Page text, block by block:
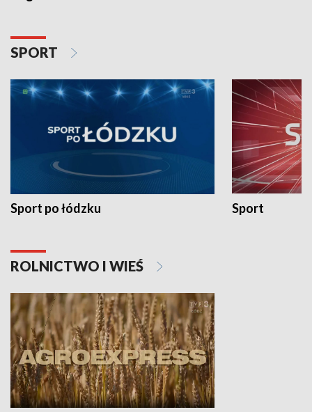
SPORT
Sport po łódzku Sport
ROLNICTWO I WIEŚ